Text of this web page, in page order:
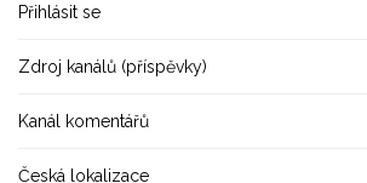
Přihlásit se
Zdroj kanálů (příspěvky)
Kanál komentářů
Česká lokalizace